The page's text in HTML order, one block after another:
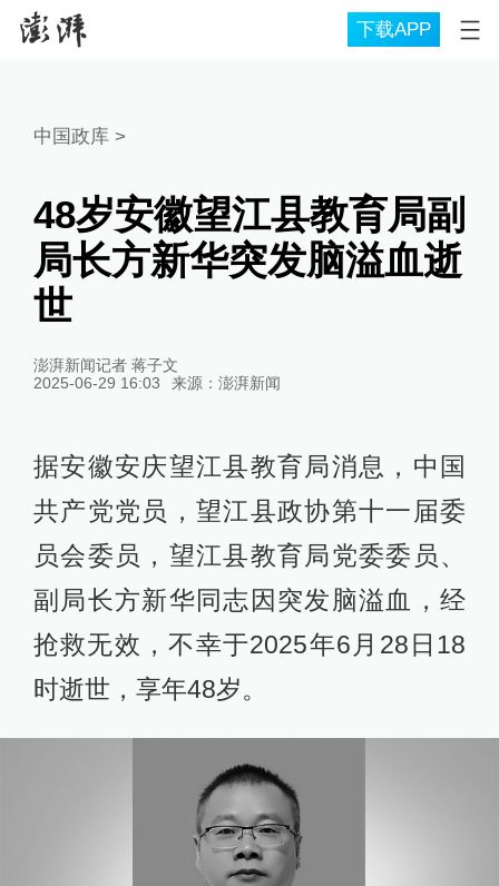
下载APP
中国政库 >
48岁安徽望江县教育局副
局长方新华突发脑溢血逝
世
澎湃新闻记者 蒋子文
2025-06-29 16:03
来源： 澎湃新闻
据安徽安庆望江县教育局消息，中国
共产党党员，望江县政协第十一届委
员会委员，望江县教育局党委委员、
副局长方新华同志因突发脑溢血，经
抢救无效，不幸于2025年6月28日18
时逝世，享年48岁。